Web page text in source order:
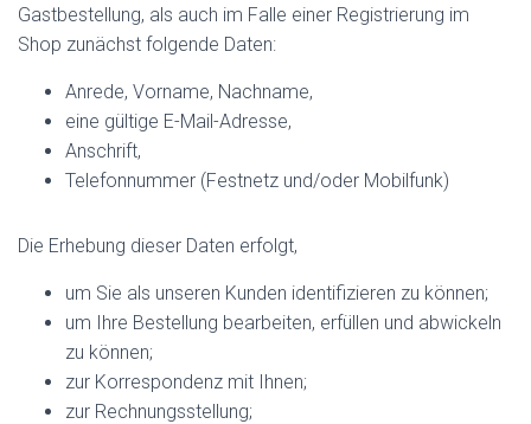
Gastbestellung, als auch im Falle einer Registrierung im
Shop zunächst folgende Daten:
Anrede, Vorname, Nachname,
eine gültige E-Mail-Adresse,
Anschrift,
Telefonnummer (Festnetz und/oder Mobilfunk)
Die Erhebung dieser Daten erfolgt,
um Sie als unseren Kunden identifizieren zu können;
um Ihre Bestellung bearbeiten, erfüllen und abwickeln
zu können;
zur Korrespondenz mit Ihnen;
zur Rechnungsstellung;